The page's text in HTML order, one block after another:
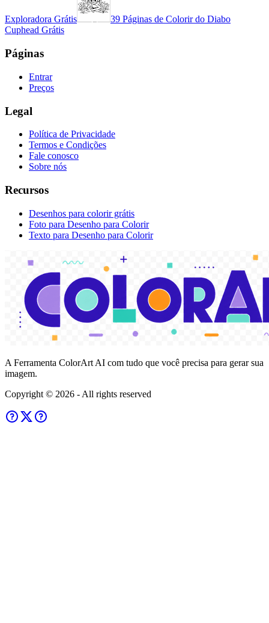
Exploradora Grátis
39 Páginas de Colorir do Diabo
Cuphead Grátis
Páginas
Entrar
Preços
Legal
Política de Privacidade
Termos e Condições
Fale conosco
Sobre nós
Recursos
Desenhos para colorir grátis
Foto para Desenho para Colorir
Texto para Desenho para Colorir
A Ferramenta ColorArt AI com tudo que você precisa para gerar sua
imagem.
Copyright © 2026 - All rights reserved